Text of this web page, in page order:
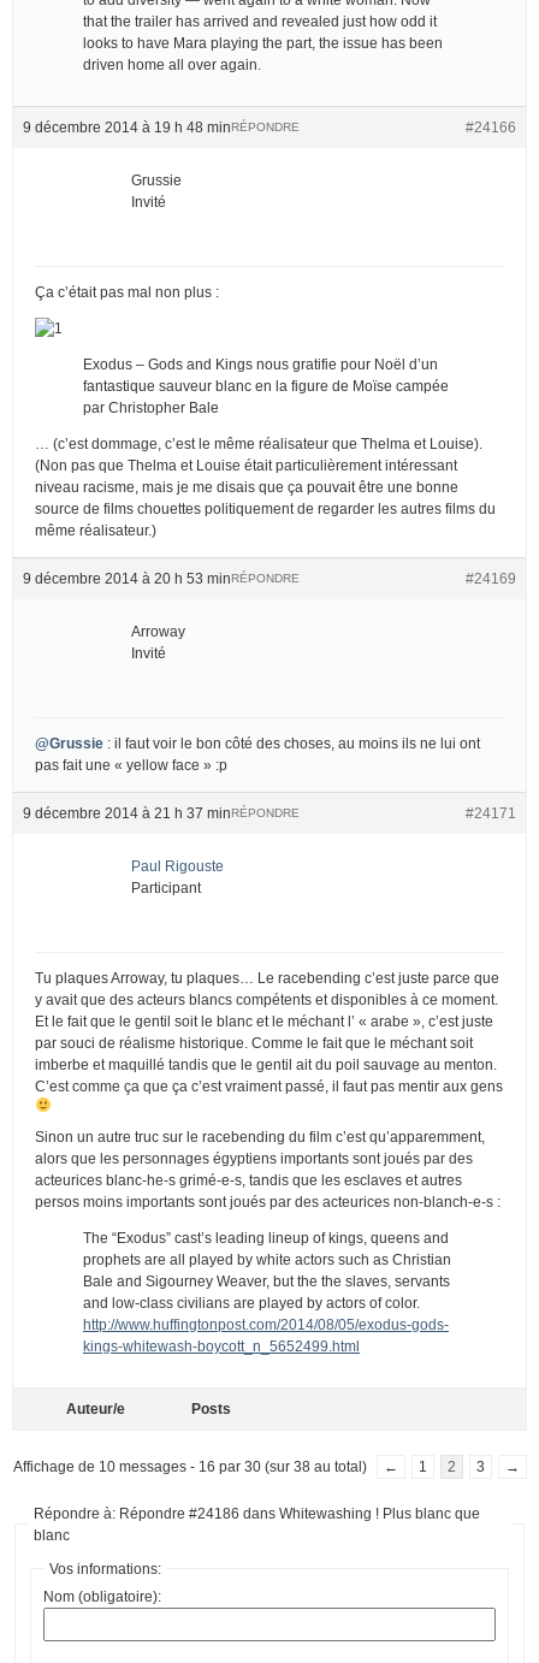
that the trailer has arrived and revealed just how odd it
looks to have Mara playing the part, the issue has been
driven home all over again.
9 décembre 2014 à 19 h 48 min #24166
RÉPONDRE
Grussie
Invité
Ça c’était pas mal non plus :
Exodus – Gods and Kings nous gratifie pour Noël d’un
fantastique sauveur blanc en la figure de Moïse campée
par Christopher Bale
… (c’est dommage, c’est le même réalisateur que Thelma et Louise).
(Non pas que Thelma et Louise était particulièrement intéressant
niveau racisme, mais je me disais que ça pouvait être une bonne
source de films chouettes politiquement de regarder les autres films du
même réalisateur.)
9 décembre 2014 à 20 h 53 min #24169
RÉPONDRE
Arroway
Invité
@Grussie : il faut voir le bon côté des choses, au moins ils ne lui ont
pas fait une « yellow face » :p
9 décembre 2014 à 21 h 37 min #24171
RÉPONDRE
Paul Rigouste
Participant
Tu plaques Arroway, tu plaques… Le racebending c’est juste parce que
y avait que des acteurs blancs compétents et disponibles à ce moment.
Et le fait que le gentil soit le blanc et le méchant l’ « arabe », c’est juste
par souci de réalisme historique. Comme le fait que le méchant soit
imberbe et maquillé tandis que le gentil ait du poil sauvage au menton.
C’est comme ça que ça c’est vraiment passé, il faut pas mentir aux gens
Sinon un autre truc sur le racebending du film c’est qu’apparemment,
alors que les personnages égyptiens importants sont joués par des
acteurices blanc-he-s grimé-e-s, tandis que les esclaves et autres
persos moins importants sont joués par des acteurices non-blanch-e-s :
The “Exodus” cast’s leading lineup of kings, queens and
prophets are all played by white actors such as Christian
Bale and Sigourney Weaver, but the the slaves, servants
and low-class civilians are played by actors of color.
http://www.huffingtonpost.com/2014/08/05/exodus-gods-
kings-whitewash-boycott_n_5652499.html
Auteur/e Posts
Affichage de 10 messages - 16 par 30 (sur 38 au total) ← 1 2 3 →
Répondre à: Répondre #24186 dans Whitewashing ! Plus blanc que
blanc
Vos informations:
Nom (obligatoire):